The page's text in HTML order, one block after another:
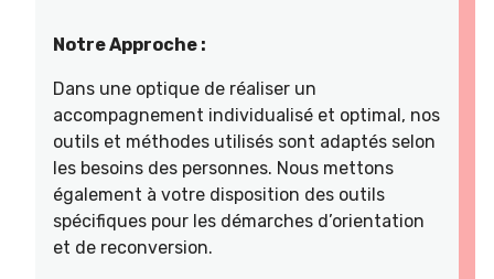
Notre Approche :
Dans une optique de réaliser un
accompagnement individualisé et optimal, nos
outils et méthodes utilisés sont adaptés selon
les besoins des personnes. Nous mettons
également à votre disposition des outils
spécifiques pour les démarches d’orientation
et de reconversion.